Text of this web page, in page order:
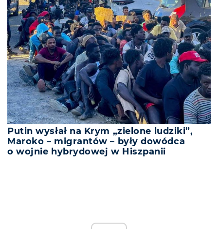
Putin wysłał na Krym „zielone ludziki”,
Maroko – migrantów – były dowódca
o wojnie hybrydowej w Hiszpanii